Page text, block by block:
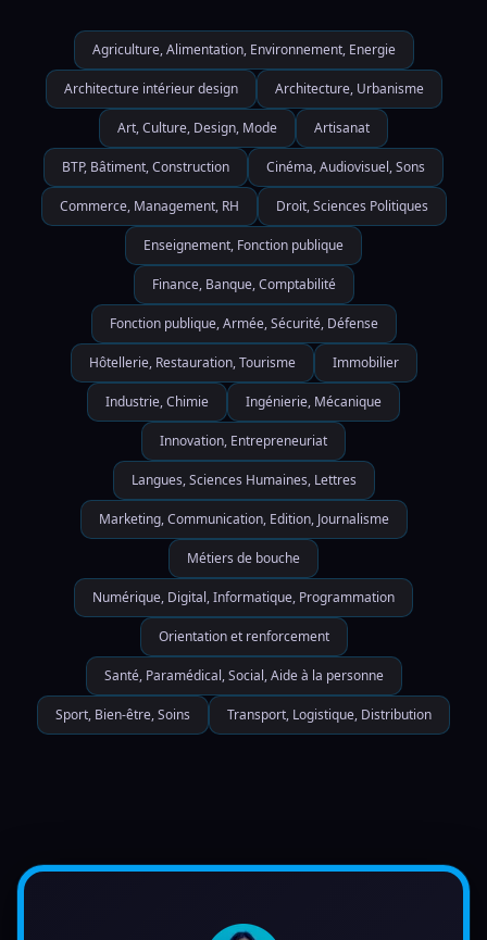
Agriculture, Alimentation, Environnement, Energie
Architecture intérieur design Architecture, Urbanisme
Art, Culture, Design, Mode Artisanat
BTP, Bâtiment, Construction Cinéma, Audiovisuel, Sons
Commerce, Management, RH Droit, Sciences Politiques
Enseignement, Fonction publique
Finance, Banque, Comptabilité
Fonction publique, Armée, Sécurité, Défense
Hôtellerie, Restauration, Tourisme Immobilier
Industrie, Chimie Ingénierie, Mécanique
Innovation, Entrepreneuriat
Langues, Sciences Humaines, Lettres
Marketing, Communication, Edition, Journalisme
Métiers de bouche
Numérique, Digital, Informatique, Programmation
Orientation et renforcement
Santé, Paramédical, Social, Aide à la personne
Sport, Bien-être, Soins Transport, Logistique, Distribution